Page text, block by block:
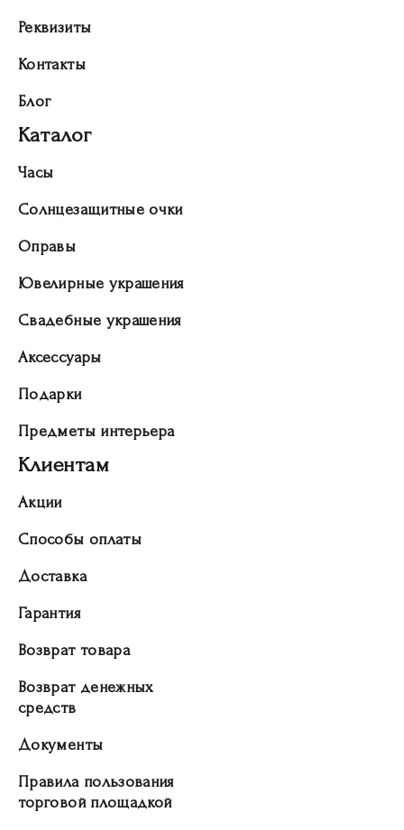
Реквизиты
Контакты
Блог
Каталог
Часы
Солнцезащитные очки
Оправы
Ювелирные украшения
Свадебные украшения
Аксессуары
Подарки
Предметы интерьера
Клиентам
Акции
Способы оплаты
Доставка
Гарантия
Возврат товара
Возврат денежных
средств
Документы
Правила пользования
торговой площадкой